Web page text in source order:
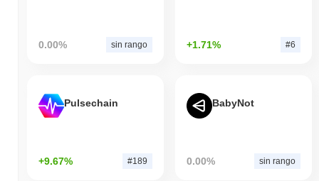
0.00% sin rango +1.71% #6
Pulsechain
+9.67% #189
BabyNot
0.00% sin rango